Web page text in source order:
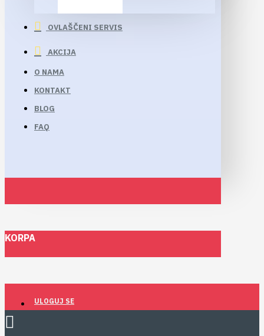
OVLAŠČENI SERVIS
AKCIJA
O NAMA
KONTAKT
BLOG
FAQ
KORPA
ULOGUJ SE